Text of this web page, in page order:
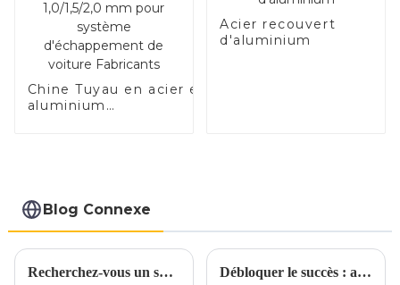
Chine Tuyau en acier en
aluminium
de voiture Fabricants
Acier recouvert
d'aluminium
Blog Connexe
Recherchez-vous un substitut à l’acier inoxydable et à l’aluminium ? Débloquer le succès : aspects clés de l’achat d’acier aluminisé